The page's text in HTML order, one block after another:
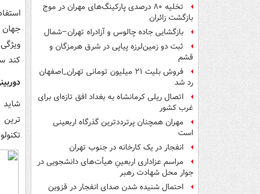
تخلیه ۸۰ درصدی پارکینگ‌های مهران در موج
بازگشت زائران
بازگشایی جاده چالوس و آزادراه تهران–شمال
ثبت دو زمین‌لرزه پیاپی در شرق هرمزگان و
قشم
فروش بلیت ۲۱ میلیون تومانی تهران_اصفهان
رد شد
اتصال ریلی کرمانشاه به بغداد افق تازه‌ای برای
غرب کشور
مهران همچنان پرترددترین گذرگاه اربعینی
است
انفجار در یک کارخانه در جنوب تهران
مراسم عزاداری اربعینِ هیأت‌های دانشجویی در
جوار محل شهادت رهبر
احتمال شنیده شدن صدای انفجار در قزوین
کند
شاید